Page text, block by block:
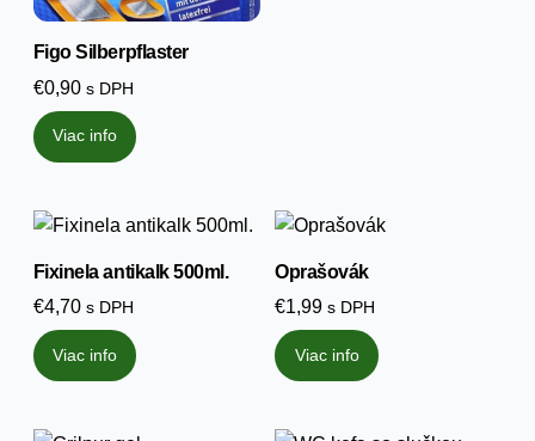
Figo Silberpflaster
€0,90 s DPH
Viac info
Fixinela antikalk 500ml.
€4,70 s DPH
Viac info
Oprašovák
€1,99 s DPH
Viac info